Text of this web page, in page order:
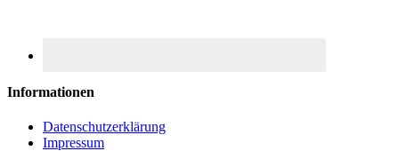
Informationen
Datenschutzerklärung
Impressum